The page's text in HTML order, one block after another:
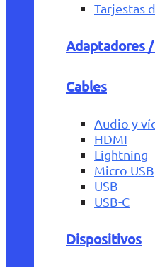
Tarjestas
Adaptadores
Cables
Audio y
HDMI
Lightning
Micro USB
USB
USB-C
Dispositivos